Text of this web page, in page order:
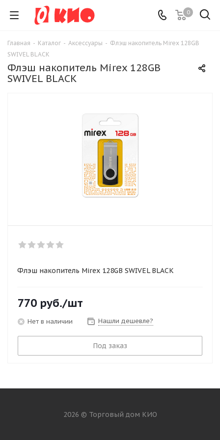
0
Главная - Каталог - Аксессуары - Флэш накопитель Mirex 128GB
SWIVEL BLACK
Флэш накопитель Mirex 128GB
SWIVEL BLACK
Флэш накопитель Mirex 128GB SWIVEL BLACK
770 руб./шт
Нет в наличии Нашли дешевле?
Под заказ
2026 © Торговый дом КИО